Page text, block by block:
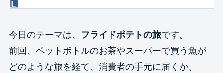
今日のテーマは、 フライドポテトの旅です。
前回、ペットボトルのお茶やスーパーで買う魚が
どのような旅を経て、消費者の手元に届くか、